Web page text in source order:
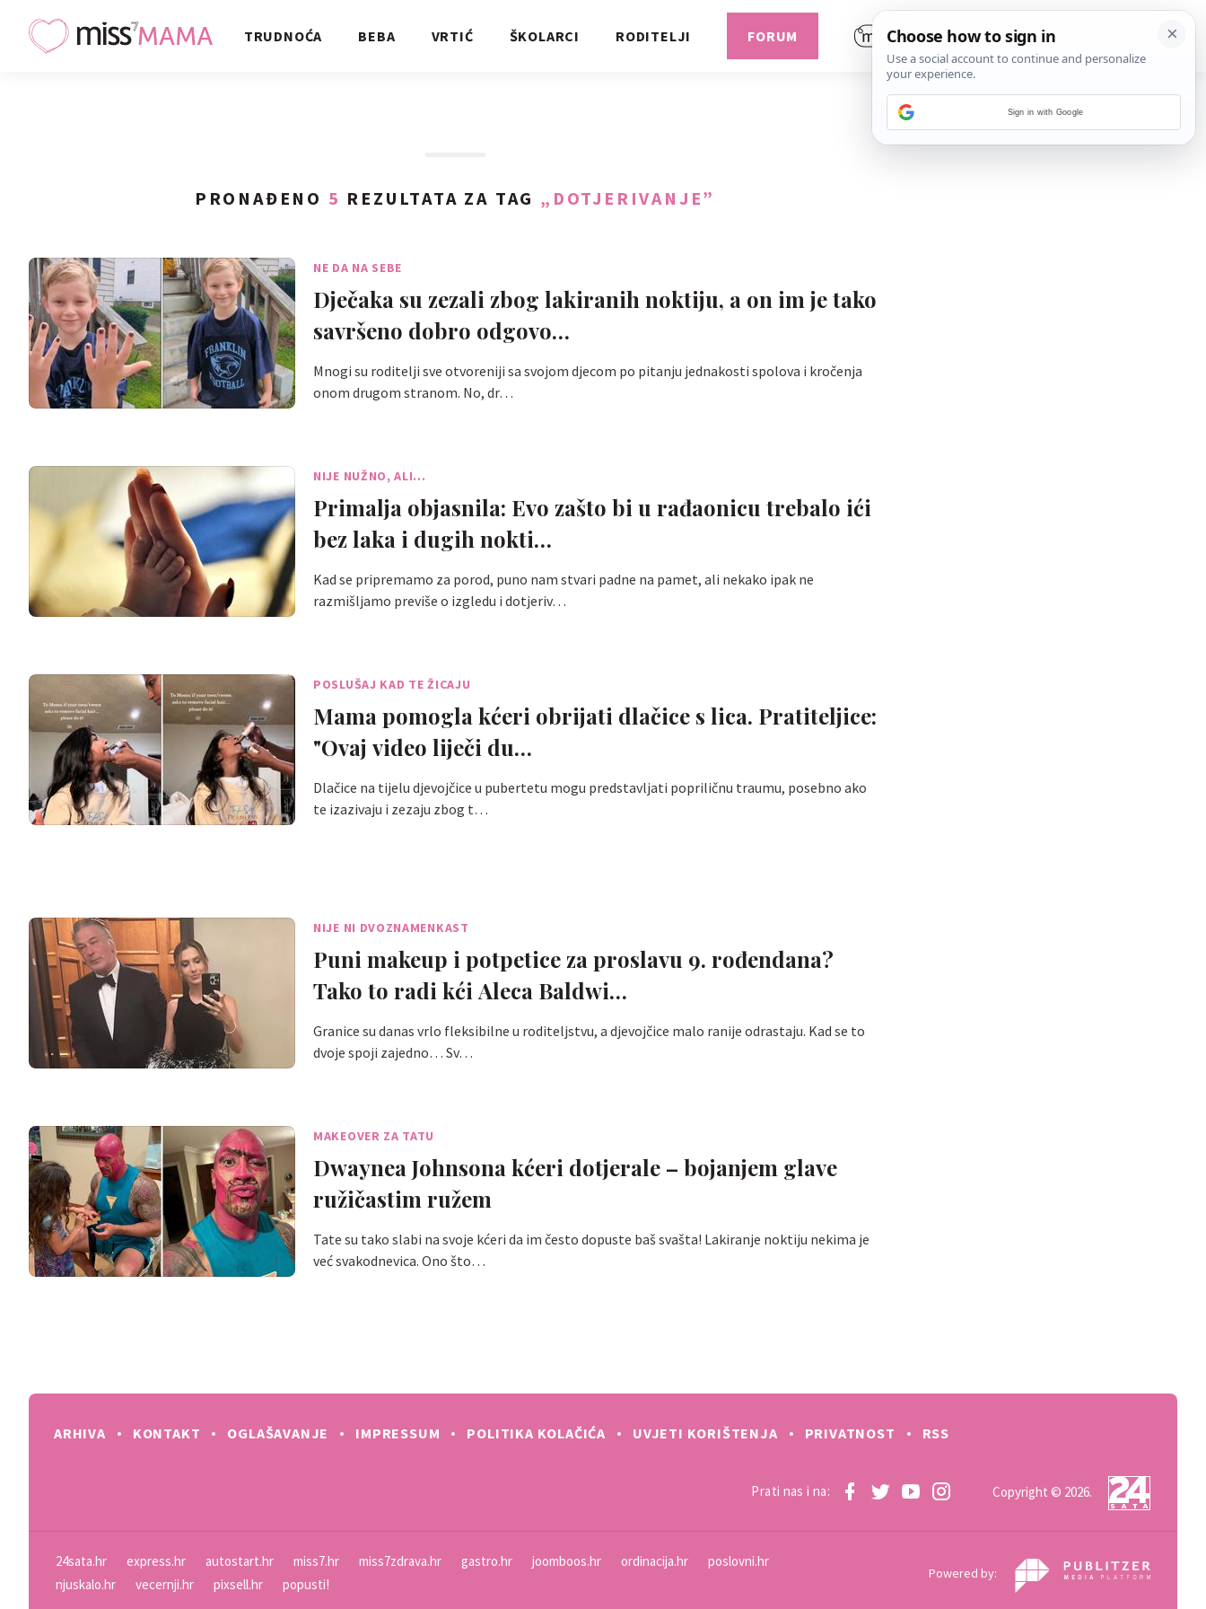
TRUDNOĆA BEBA VRTIĆ ŠKOLARCI RODITELJI FORUM
PRONAĐENO 5 REZULTATA ZA TAG „DOTJERIVANJE”
NE DA NA SEBE
Dječaka su zezali zbog lakiranih noktiju, a on im je tako
savršeno dobro odgovo…
Mnogi su roditelji sve otvoreniji sa svojom djecom po pitanju jednakosti spolova i kročenja
onom drugom stranom. No, dr…
NIJE NUŽNO, ALI...
Primalja objasnila: Evo zašto bi u rađaonicu trebalo ići
bez laka i dugih nokti…
Kad se pripremamo za porod, puno nam stvari padne na pamet, ali nekako ipak ne
razmišljamo previše o izgledu i dotjeriv…
POSLUŠAJ KAD TE ŽICAJU
Mama pomogla kćeri obrijati dlačice s lica. Pratiteljice:
"Ovaj video liječi du…
Dlačice na tijelu djevojčice u pubertetu mogu predstavljati popriličnu traumu, posebno ako
te izazivaju i zezaju zbog t…
NIJE NI DVOZNAMENKAST
Puni makeup i potpetice za proslavu 9. rođendana?
Tako to radi kći Aleca Baldwi…
Granice su danas vrlo fleksibilne u roditeljstvu, a djevojčice malo ranije odrastaju. Kad se to
dvoje spoji zajedno… Sv…
MAKEOVER ZA TATU
Dwaynea Johnsona kćeri dotjerale – bojanjem glave
ružičastim ružem
Tate su tako slabi na svoje kćeri da im često dopuste baš svašta! Lakiranje noktiju nekima je
već svakodnevica. Ono što…
ARHIVA KONTAKT OGLAŠAVANJE IMPRESSUM POLITIKA KOLAČIĆA UVJETI KORIŠTENJA PRIVATNOST RSS
Prati nas i na: Copyright © 2026.
24sata.hr express.hr autostart.hr miss7.hr miss7zdrava.hr gastro.hr joomboos.hr ordinacija.hr
poslovni.hr
njuskalo.hr
vecernji.hr pixsell.hr popusti!
Powered by:
Sign in with Google